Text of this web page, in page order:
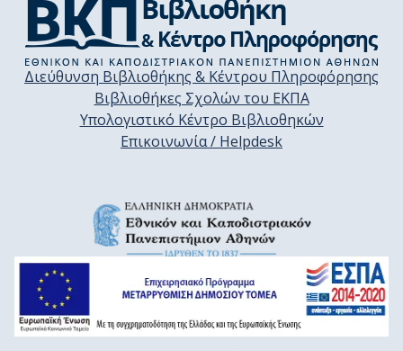
Διεύθυνση Βιβλιοθήκης & Κέντρου Πληροφόρησης
Βιβλιοθήκες Σχολών του ΕΚΠΑ
Υπολογιστικό Κέντρο Βιβλιοθηκών
Επικοινωνία / Helpdesk